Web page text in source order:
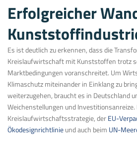
Erfolgreicher
Es ist deutlich zu erkennen, dass die
Kreislaufwirtschaft mit Kunststoffen trotz
Marktbedingungen voranschreitet. Um
Klimaschutz miteinander in Einklang zu
weiterzugehen, braucht es in Deutschland
Weichenstellungen und
Kreislaufwirtschaftsstrategie, derEU-
Ökodesignrichtlinieund auch beim UN-